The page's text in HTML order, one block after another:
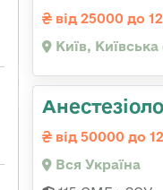
від 25000 до
Київ,
від 50000 до
Вся Україна